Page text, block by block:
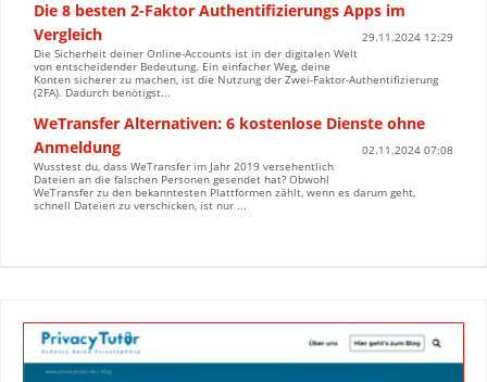
Die 8 besten 2-Faktor Authentifizierungs Apps im
Vergleich
29.11.2024 12:29
Die Sicherheit deiner Online-Accounts ist in der digitalen Welt
von entscheidender Bedeutung. Ein einfacher Weg, deine
Konten sicherer zu machen, ist die Nutzung der Zwei-Faktor-Authentifizierung
(2FA). Dadurch benötigst...
WeTransfer Alternativen: 6 kostenlose Dienste ohne
Anmeldung
02.11.2024 07:08
Wusstest du, dass WeTransfer im Jahr 2019 versehentlich
Dateien an die falschen Personen gesendet hat? Obwohl
WeTransfer zu den bekanntesten Plattformen zählt, wenn es darum geht,
schnell Dateien zu verschicken, ist nur ...